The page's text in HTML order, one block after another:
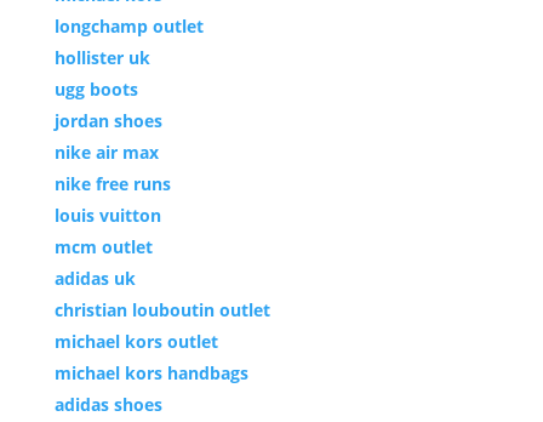
longchamp outlet
hollister uk
ugg boots
jordan shoes
nike air max
nike free runs
louis vuitton
mcm outlet
adidas uk
christian louboutin outlet
michael kors outlet
michael kors handbags
adidas shoes